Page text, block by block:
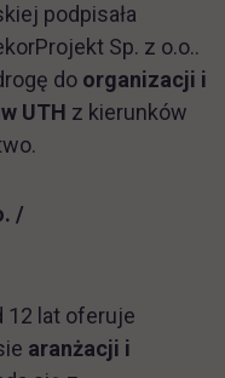
podpisała
Sp. z o.o..
do organizacji i
UTH z kierunków
/
12 lat oferuje
aranżacji i